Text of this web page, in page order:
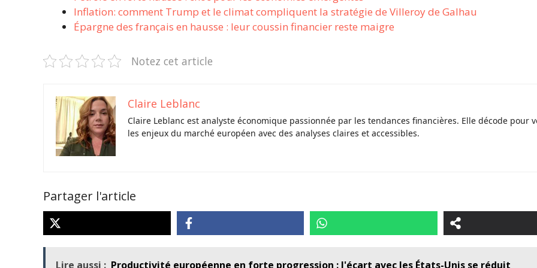
Inflation: comment Trump et le climat compliquent la stratégie de Villeroy de Galhau
Épargne des français en hausse : leur coussin financier reste maigre
Notez cet article
Claire Leblanc
Claire Leblanc est analyste économique passionnée par les tendances financières. Elle décode pour
les enjeux du marché européen avec des analyses claires et accessibles.
Partager l'article
Lire aussi : Productivité européenne en forte progression : l'écart avec les États-Unis se réduit